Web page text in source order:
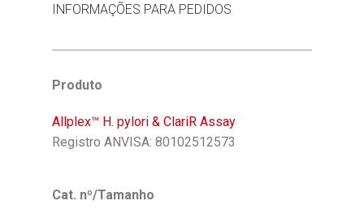
INFORMAÇÕES PARA PEDIDOS
Produto
Allplex™ H. pylori & ClariR Assay
Registro ANVISA: 80102512573
Cat. nº/Tamanho